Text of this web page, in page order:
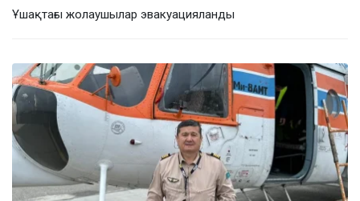
Ұшақтағы жолаушылар эвакуацияланды